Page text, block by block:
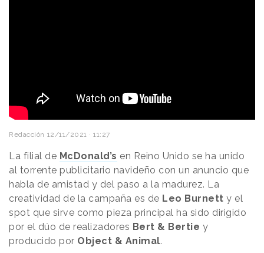
Redacción 12/11/2021 · 11:27
La filial de McDonald’s en Reino Unido se ha unido
al torrente publicitario navideño con un anuncio que
habla de amistad y del paso a la madurez. La
creatividad de la campaña es de Leo Burnett y el
spot que sirve como pieza principal ha sido dirigido
por el dúo de realizadores Bert & Bertie y
producido por Object & Animal.